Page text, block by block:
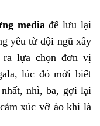
mediađể lưu lại
yêu từ đội ngũ xây
ra lựa chọn đơn vị
lúc đó mới biết
nhì, ba, gợi lại
xúc vỡ ào khi là